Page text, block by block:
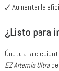
🗸 Aumentar la
¿Listo para
Únete a la
EZ Artemia Ultrade